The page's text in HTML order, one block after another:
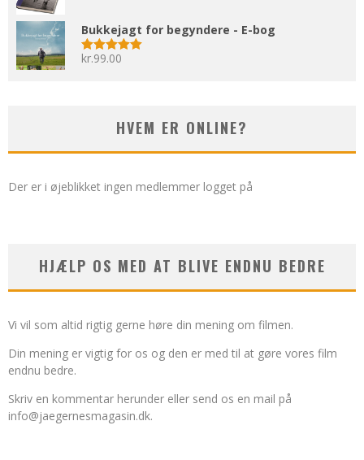
Bukkejagt for begyndere - E-bog
Vurderet
kr.99.00
HVEM ER ONLINE?
Der er i øjeblikket ingen medlemmer logget på
HJÆLP OS MED AT BLIVE ENDNU BEDRE
Vi vil som altid rigtig gerne høre din mening om filmen.
Din mening er vigtig for os og den er med til at gøre vores film
endnu bedre.
Skriv en kommentar herunder eller send os en mail på
info@jaegernesmagasin.dk.